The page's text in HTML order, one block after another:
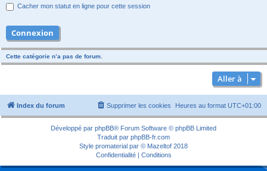
Cacher mon statut en ligne pour cette session
Cette catégorie n’a pas de forum.
Aller à
Index du forum Heures au format UTC+01:00
Supprimer les cookies
Développé par phpBB® Forum Software © phpBB Limited
Traduit par phpBB-fr.com
Style promaterial par © Mazeltof 2018
Confidentialité| Conditions